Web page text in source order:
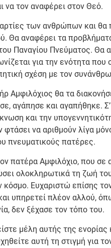
να τον αναφέρει στον Θεό.
των ανθρώπων και
Θα αναφέρει τα
Παναγίου Πνεύματος. Θα
για την ενότητα
σχέση με τον
Αμφιλόχιος θα τα
αγάπησε και αγαπήθηκε.
και την
φτάσει να αριθμούν λίγα
πνευματικούς πατέρες.
πατέρα Αμφιλόχιο, που σε
ολοκληρωτικά τη ζωή
κόσμο. Ευχαριστώ επίσης
υπηρετεί πλέον αλλού,
δεν ξέχασε τον τόπο του.
μέλη αυτής της
αυτή τη στιγμή για